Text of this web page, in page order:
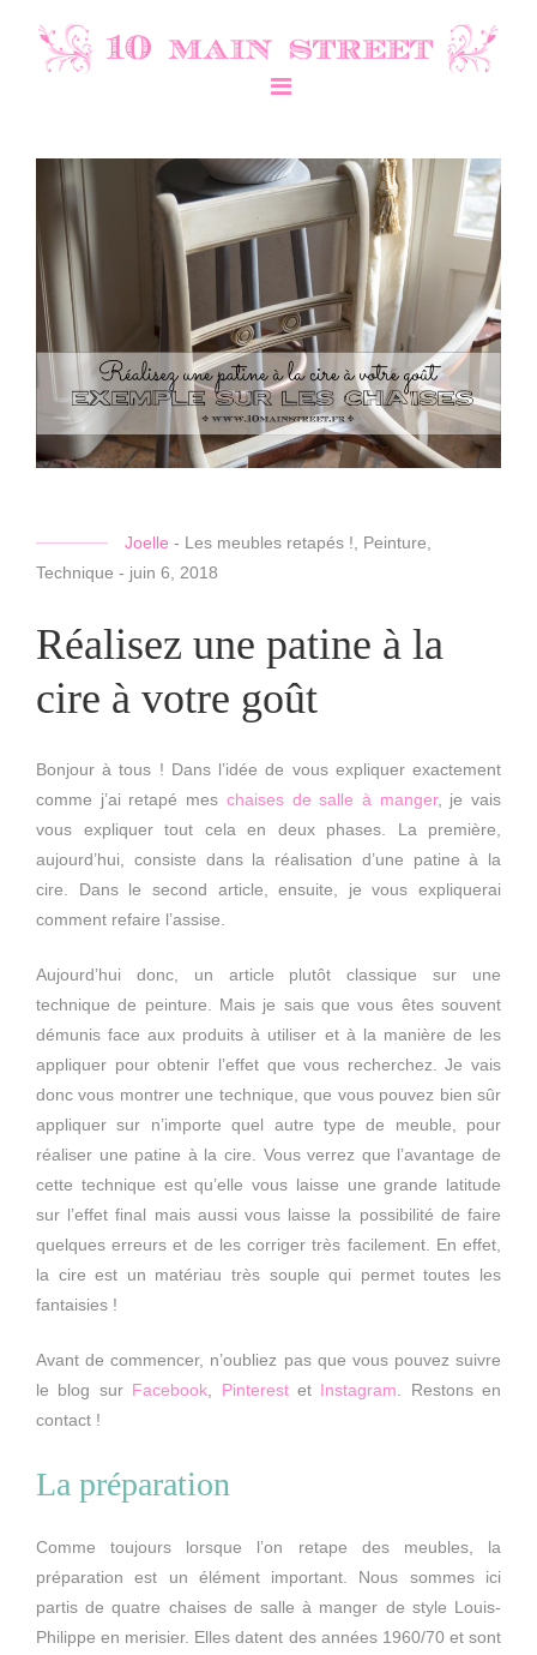
Joelle - Les meubles retapés !, Peinture,
Technique - juin 6, 2018
Réalisez une patine à la
cire à votre goût
Bonjour à tous ! Dans l’idée de vous expliquer exactement
comme j’ai retapé mes chaises de salle à manger, je vais
vous expliquer tout cela en deux phases. La première,
aujourd’hui, consiste dans la réalisation d’une patine à la
cire. Dans le second article, ensuite, je vous expliquerai
comment refaire l’assise.
Aujourd’hui donc, un article plutôt classique sur une
technique de peinture. Mais je sais que vous êtes souvent
démunis face aux produits à utiliser et à la manière de les
appliquer pour obtenir l’effet que vous recherchez. Je vais
donc vous montrer une technique, que vous pouvez bien sûr
appliquer sur n’importe quel autre type de meuble, pour
réaliser une patine à la cire. Vous verrez que l’avantage de
cette technique est qu’elle vous laisse une grande latitude
sur l’effet final mais aussi vous laisse la possibilité de faire
quelques erreurs et de les corriger très facilement. En effet,
la cire est un matériau très souple qui permet toutes les
fantaisies !
Avant de commencer, n’oubliez pas que vous pouvez suivre
le blog sur Facebook Pinterestet Instagram . Restons en
contact !
La préparation
Comme toujours lorsque l’on retape des meubles, la
préparation est un élément important. Nous sommes ici
partis de quatre chaises de salle à manger de style Louis-
Philippe en merisier. Elles datent des années 1960/70 et sont